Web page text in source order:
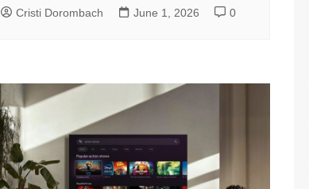
Cristi Dorombach June 1, 2026 0